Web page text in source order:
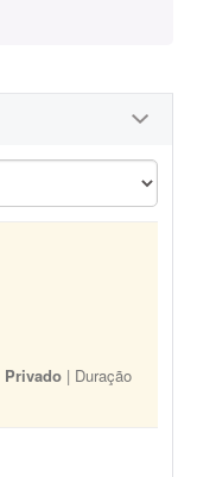
Privado | Duração